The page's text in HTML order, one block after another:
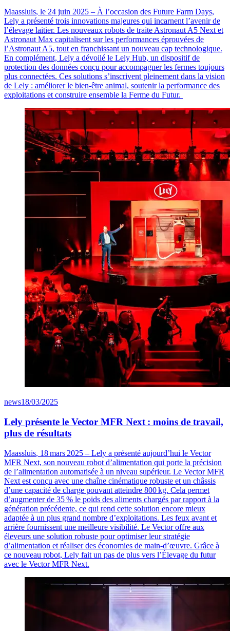
Maassluis, le 24 juin 2025 – À l’occasion des Future Farm Days,
Lely a présenté trois innovations majeures qui incarnent l’avenir de
l’élevage laitier. Les nouveaux robots de traite Astronaut A5 Next et
Astronaut Max capitalisent sur les performances éprouvées de
l’Astronaut A5, tout en franchissant un nouveau cap technologique.
En complément, Lely a dévoilé le Lely Hub, un dispositif de
protection des données conçu pour accompagner les fermes toujours
plus connectées. Ces solutions s’inscrivent pleinement dans la vision
de Lely : améliorer le bien-être animal, soutenir la performance des
exploitations et construire ensemble la Ferme du Futur.
news18/03/2025
Lely présente le Vector MFR Next : moins de travail,
plus de résultats
Maassluis, 18mars 2025 – Lely a présenté aujourd’hui le Vector
MFR Next, son nouveau robot d’alimentation qui porte la précision
de l’alimentation automatisée à un niveau supérieur. Le VectorMFR
Next est conçu avec une chaîne cinématique robuste et un châssis
d’une capacité de charge pouvant atteindre 800kg. Cela permet
d’augmenter de 35% le poids des aliments chargés par rapport à la
génération précédente, ce qui rend cette solution encore mieux
adaptée à un plus grand nombre d’exploitations. Les feux avant et
arrière fournissent une meilleure visibilité. Le Vectoroffre aux
éleveurs une solution robuste pour optimiser leur stratégie
d’alimentation et réaliser des économies de main-d’œuvre. Grâce à
ce nouveau robot, Lely fait un pas de plus vers l’Élevage du futur
avec le VectorMFR Next.